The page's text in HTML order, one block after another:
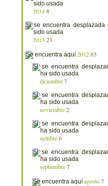
20148
2013 23
201263
diciembre 7
noviembre 2
octubre 6
septiembre 7
agosto 7